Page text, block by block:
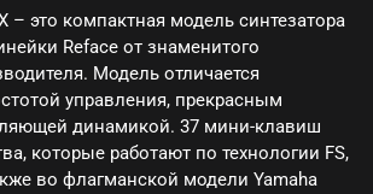
– это компактная модель синтезатора
Reface от знаменитого
Модель отличается
управления, прекрасным
динамикой. 37 мини-клавиш
которые работают по технологии FS,
во флагманской модели Yamaha